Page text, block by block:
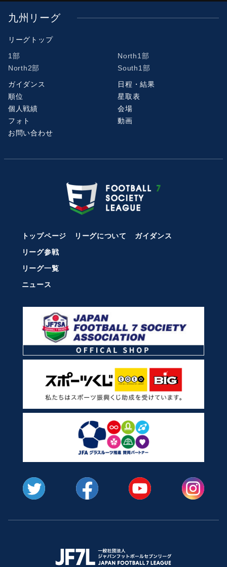
九州リーグ
リーグトップ
1部
North1部
North2部
South1部
ガイダンス
日程・結果
順位
星取表
個人戦績
会場
フォト
動画
お問い合わせ
トップページ リーグについて
ガイダンス
リーグ参戦
リーグ一覧
ニュース